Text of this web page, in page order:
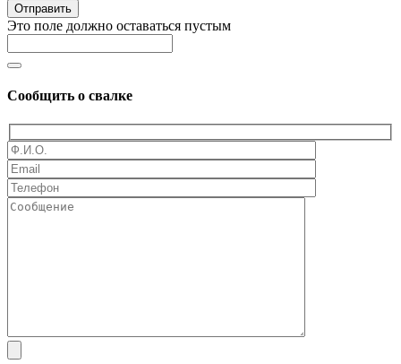
Отправить
Это поле должно оставаться пустым
Сообщить о свалке